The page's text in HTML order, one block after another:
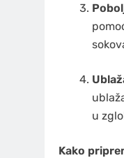
u
Kako